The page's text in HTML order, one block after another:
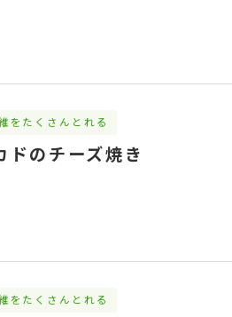
をたくさんとれる
ドのチーズ焼き
をたくさんとれる